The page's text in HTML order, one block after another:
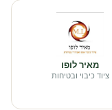
מאיר לופו
ציוד כיבוי ובטיחות